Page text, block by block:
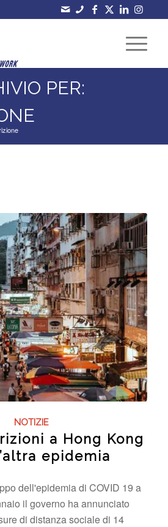
PER:
NOTIZIE
a Hong Kong
epidemia
dell'epidemia di COVID 19 a
il governo ha annunciato
di distanza sociale di 14